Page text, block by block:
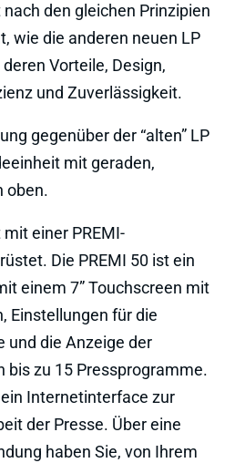
nach den gleichen Prinzipien
wie die anderen neuen LP
Vorteile, Design,
und Zuverlässigkeit.
gegenüber der “alten” LP
mit geraden,
oben.
mit einer PREMI-
Die PREMI 50 ist ein
einem 7” Touchscreen mit
Einstellungen für die
und die Anzeige der
bis zu 15 Pressprogramme.
Internetinterface zur
der Presse. Über eine
haben Sie, von Ihrem